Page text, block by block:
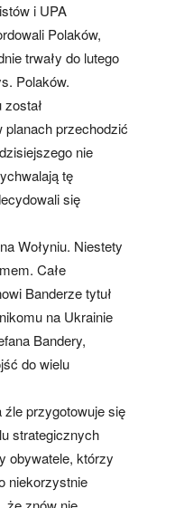
i UPA
Polaków,
trwały do lutego
Polaków.
planach przechodzić
nie
tę
się
Wołyniu. Niestety
Całe
Banderze tytuł
na Ukrainie
Bandery,
do wielu
przygotowuje się
strategicznych
obywatele, którzy
niekorzystnie